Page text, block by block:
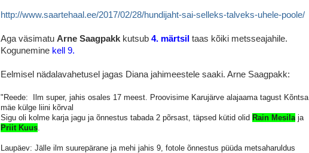
http://www.saartehaal.ee/2017/02/28/hundijaht-sai-selleks-talveks-uhele-poole/
Aga väsimatu Arne Saagpakk kutsub 4. märtsil taas kõiki metsseajahile.
Kogunemine kell 9.
Eelmisel nädalavahetusel jagas Diana jahimeestele saaki. Arne Saagpakk:
"Reede: Ilm super, jahis osales 17 meest. Proovisime Karujärve alajaama tagust Kõntsa
mäe külge liini kõrval
Sigu oli kolme karja jagu ja õnnestus tabada 2 põrsast, täpsed kütid olid Rain Mesila ja
Priit Kuus.
Laupäev: Jälle ilm suurepärane ja mehi jahis 9, fotole õnnestus püüda metsaharuldus